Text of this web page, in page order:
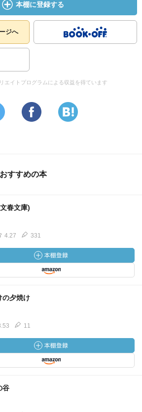
本棚に登録する
ジへ
エイトプログラムによる収益を得ています
すすめの本
春文庫)
4.27 331
の夕焼け
11
谷